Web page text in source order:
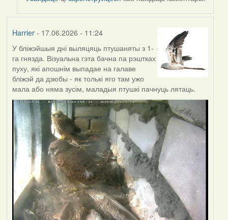
Harrier- 17.06.2026 - 11:24
У бліжэйшыя дні выляцяць птушаняты з 1-
га гнязда. Візуальна гэта бачна па рэштках
пуху, які апошнім выпадае на галаве
бліжэй да дзюбы - як толькі яго там ужо
мала або няма зусім, маладыя птушкі пачнуць лятаць.